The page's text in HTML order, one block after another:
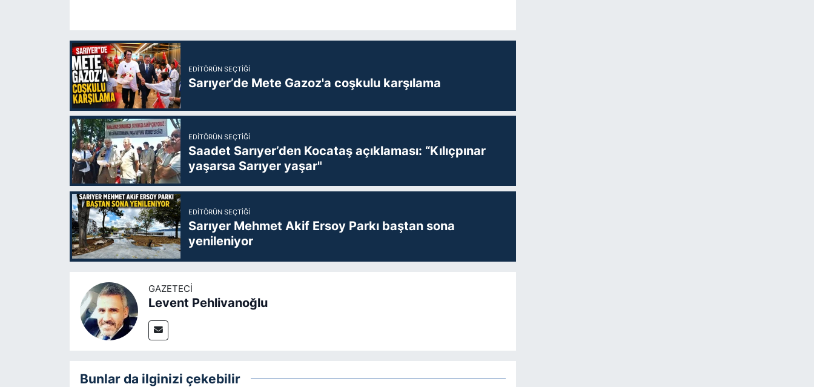
EDITÖRÜN SEÇTIĞI
Sarıyer’de Mete Gazoz'a coşkulu karşılama
EDITÖRÜN SEÇTIĞI
Saadet Sarıyer’den Kocataş açıklaması: “Kılıçpınar
yaşarsa Sarıyer yaşar"
EDITÖRÜN SEÇTIĞI
Sarıyer Mehmet Akif Ersoy Parkı baştan sona
yenileniyor
GAZETECI
Levent Pehlivanoğlu
Bunlar da ilginizi çekebilir